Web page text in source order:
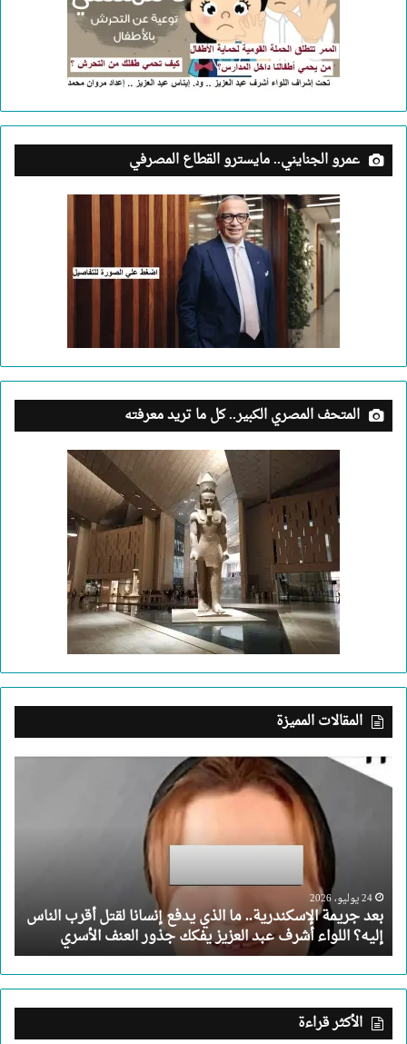
عمرو الجنايني.. مايسترو القطاع المصرفي
المتحف المصري الكبير.. كل ما تريد معرفته
المقالات المميزة
بعد
جريمة
لقتل
أقرب
الناس
إليه؟
اللواء
أشرف
عبد
العزيز
24 يوليو، 2026
بعد جريمة الإسكندرية.. ما الذي يدفع إنسانا لقتل أقرب الناس
إليه؟ اللواء أشرف عبد العزيز يفكك جذور العنف الأسري
الأكثر قراءة